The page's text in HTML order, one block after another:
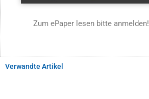
Zum ePaper lesen bitte anmelden!
Verwandte Artikel